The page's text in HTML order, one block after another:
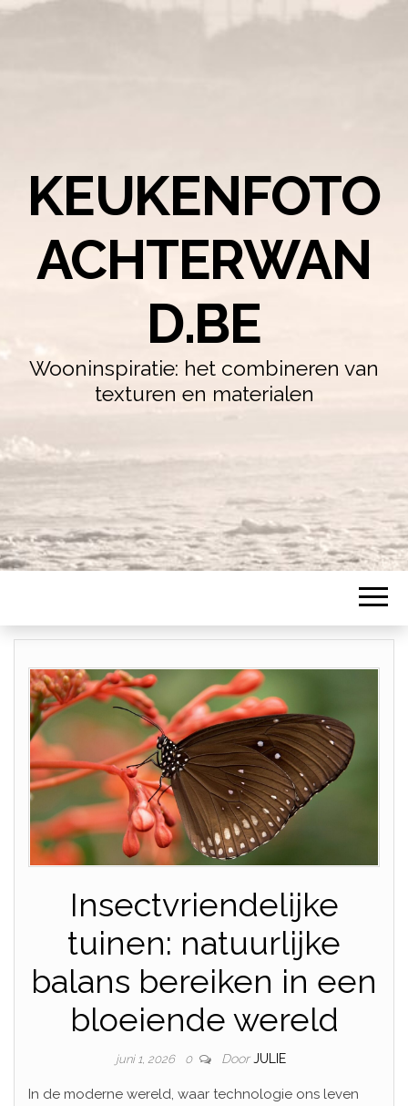
KEUKENFOTO
ACHTERWAN
D.BE
Wooninspiratie: het combineren van
texturen en materialen
Insectvriendelijke
tuinen: natuurlijke
balans bereiken in een
bloeiende wereld
juni 1, 2026 0 Door JULIE
In de moderne wereld, waar technologie ons leven